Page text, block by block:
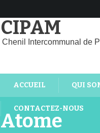
CIPAM
Chenil Intercommunal de
ACCUEIL QUI
CONTACTEZ-NOUS
Atome